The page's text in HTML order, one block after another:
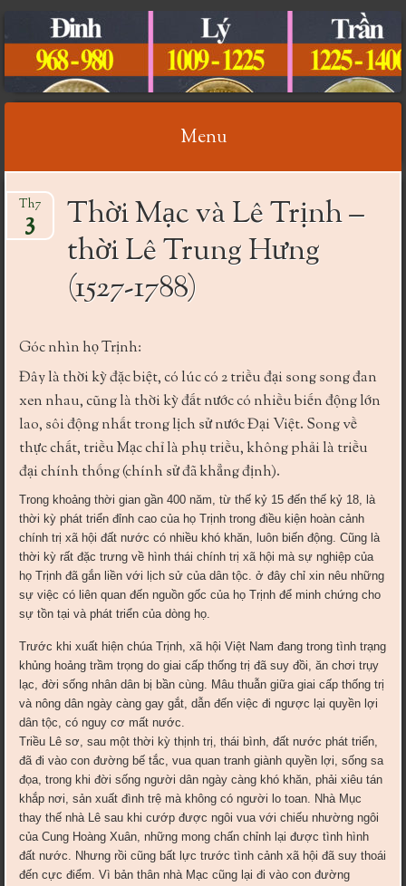
CỔ VẬT VIỆT NAM
Menu
to
content
Thời Mạc và Lê Trịnh –
thời Lê Trung Hưng
(1527-1788)
Th7
3
Góc nhìn họ Trịnh:
Đây là thời kỳ đặc biệt, có lúc có 2 triều đại song song đan
xen nhau, cũng là thời kỳ đất nước có nhiều biến động lớn
lao, sôi động nhất trong lịch sử nước Đại Việt. Song về
thực chất, triều Mạc chỉ là phụ triều, không phải là triều
đại chính thống (chính sử đã khẳng định).
Trong khoảng thời gian gần 400 năm, từ thế kỷ 15 đến thế kỷ 18, là
thời kỳ phát triển đỉnh cao của họ Trịnh trong điều kiện hoàn cảnh
chính trị xã hội đất nước có nhiều khó khăn, luôn biến động. Cũng là
thời kỳ rất đặc trưng về hình thái chính trị xã hội mà sự nghiệp của
họ Trịnh đã gắn liền với lịch sử của dân tộc. ở đây chỉ xin nêu những
sự việc có liên quan đến nguồn gốc của họ Trịnh để minh chứng cho
sự tồn tại và phát triển của dòng họ.
Trước khi xuất hiện chúa Trịnh, xã hội Việt Nam đang trong tình trạng
khủng hoảng trầm trọng do giai cấp thống trị đã suy đồi, ăn chơi trụy
lạc, đời sống nhân dân bị bần cùng. Mâu thuẫn giữa giai cấp thống trị
và nông dân ngày càng gay gắt, dẫn đến việc đi ngược lại quyền lợi
dân tộc, có nguy cơ mất nước.
Triều Lê sơ, sau một thời kỳ thịnh trị, thái bình, đất nước phát triển,
đã đi vào con đường bế tắc, vua quan tranh giành quyền lợi, sống sa
đọa, trong khi đời sống người dân ngày càng khó khăn, phải xiêu tán
khắp nơi, sản xuất đình trệ mà không có người lo toan. Nhà Mục
thay thế nhà Lê sau khi cướp được ngôi vua với chiếu nhường ngôi
của Cung Hoàng Xuân, những mong chấn chỉnh lại được tình hình
đất nước. Nhưng rồi cũng bất lực trước tình cảnh xã hội đã suy thoái
đến cực điểm. Vì bản thân nhà Mạc cũng lại đi vào con đường